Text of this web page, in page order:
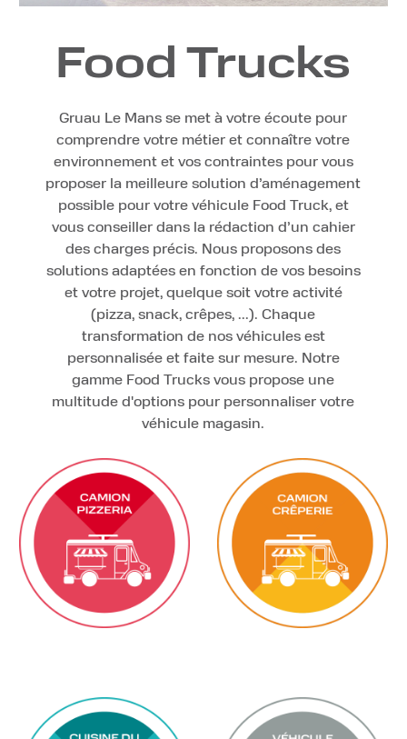
Food Trucks
Gruau Le Mans se met à votre écoute pour
comprendre votre métier et connaître votre
environnement et vos contraintes pour vous
proposer la meilleure solution d’aménagement
possible pour votre véhicule Food Truck, et
vous conseiller dans la rédaction d’un cahier
des charges précis. Nous proposons des
solutions adaptées en fonction de vos besoins
et votre projet, quelque soit votre activité
(pizza, snack, crêpes, ...). Chaque
transformation de nos véhicules est
personnalisée et faite sur mesure. Notre
gamme Food Trucks vous propose une
multitude d'options pour personnaliser votre
véhicule magasin.